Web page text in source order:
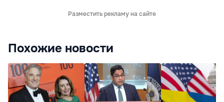
Разместить рекламу на сайте
Похожие новости